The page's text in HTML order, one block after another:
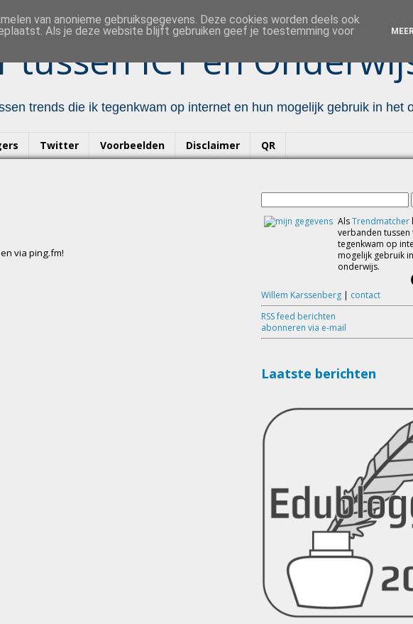
tussen ICT en
trends die ik tegenkwam op internet en hun mogelijk gebruik in het
Twitter Voorbeelden Disclaimer QR
via ping.fm!
AlsTrendmatcher
verbanden
tegenkwam op
mogelijk gebruik
onderwijs.
Willem Karssenberg | contact
RSS feed berichten
abonneren via e-mail
Laatste berichten
van anonieme gebruiksgegevens. Deze cookies worden deels ook
Als je deze website blijft gebruiken geef je toestemming voor